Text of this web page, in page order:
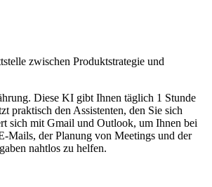
zwischen Produktstrategie und
Diese KI gibt Ihnen täglich 1 Stunde
praktisch den Assistenten, den Sie sich
sich mit Gmail und Outlook, um Ihnen bei
Mails, der Planung von Meetings und der
nahtlos zu helfen.